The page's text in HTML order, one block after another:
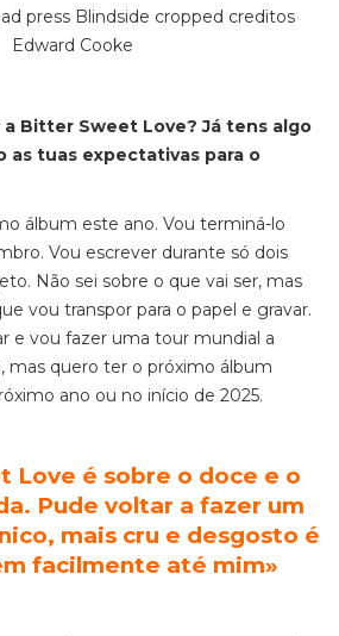
a Bitter Sweet Love? Já tens algo
as tuas expectativas para o
álbum este ano. Vou terminá-lo
Vou escrever durante só dois
Não sei sobre o que vai ser, mas
vou transpor para o papel e gravar.
e vou fazer uma tour mundial a
mas quero ter o próximo álbum
ano ou no início de 2025.
Love é sobre o doce e o
Pude voltar a fazer um
mais cru e desgosto é
facilmente até mim»